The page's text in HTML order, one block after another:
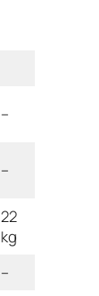
–
–
22
kg
–